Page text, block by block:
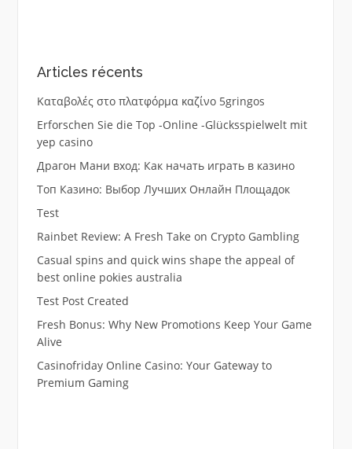
Articles récents
Καταβολές στο πλατφόρμα καζίνο 5gringos
Erforschen Sie die Top -Online -Glücksspielwelt mit
yep casino
Драгон Мани вход: Как начать играть в казино
Топ Казино: Выбор Лучших Онлайн Площадок
Test
Rainbet Review: A Fresh Take on Crypto Gambling
Casual spins and quick wins shape the appeal of
best online pokies australia
Test Post Created
Fresh Bonus: Why New Promotions Keep Your Game
Alive
Casinofriday Online Casino: Your Gateway to
Premium Gaming